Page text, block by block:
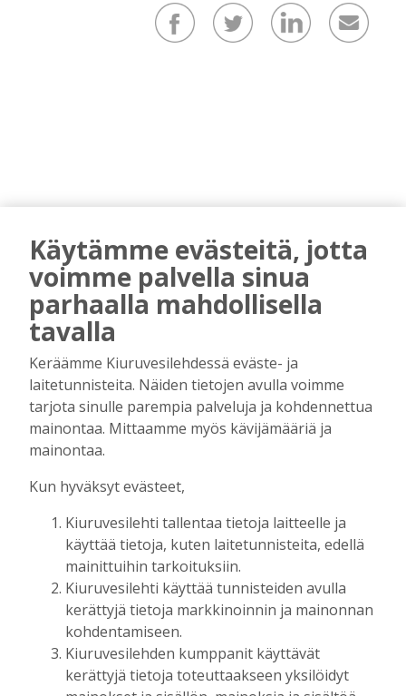
AIEMMIN AIHEESTA
Kiuruvedelle ja Iisalmeen
ostopalvelulääkäri – tarkoituksena on
helpottaa kaupunkien lääkäripulaa
Tilaajille
Aku Laatikainen 7.8.2026 12:00
Golftapahtuma tuotti jälleen komeasti
tukea Kiuruveden nuorille – palkittavat
Tilaajille
Aku Laatikainen 7.8.2026 11:33
Biokaasu, Hingunniemi, tiet,
rahoitusasiat, työllisyys, lääkäripula… –
ministeri Sari Essayahin kanssa piisasi
keskustelunaiheita
Tilaajille
Aku Laatikainen 6.8.2026 16:00
Käytämme evästeitä, jotta
voimme palvella sinua
parhaalla mahdollisella
tavalla
Keräämme Kiuruvesilehdessä eväste- ja
laitetunnisteita. Näiden tietojen avulla voimme
tarjota sinulle parempia palveluja ja kohdennettua
mainontaa. Mittaamme myös kävijämääriä ja
mainontaa.
Kun hyväksyt evästeet,
Kiuruvesilehti tallentaa tietoja laitteelle ja
käyttää tietoja, kuten laitetunnisteita, edellä
mainittuihin tarkoituksiin.
Kiuruvesilehti käyttää tunnisteiden avulla
kerättyjä tietoja markkinoinnin ja mainonnan
kohdentamiseen.
Kiuruvesilehden kumppanit käyttävät
kerättyjä tietoja toteuttaakseen yksilöidyt